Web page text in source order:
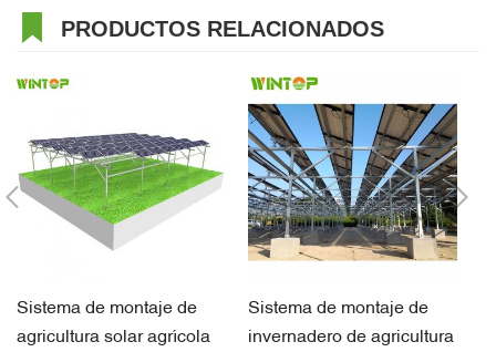
PRODUCTOS RELACIONADOS
Sistema de montaje de
agricultura solar agrícola
Sistema de montaje de
invernadero de agricultura